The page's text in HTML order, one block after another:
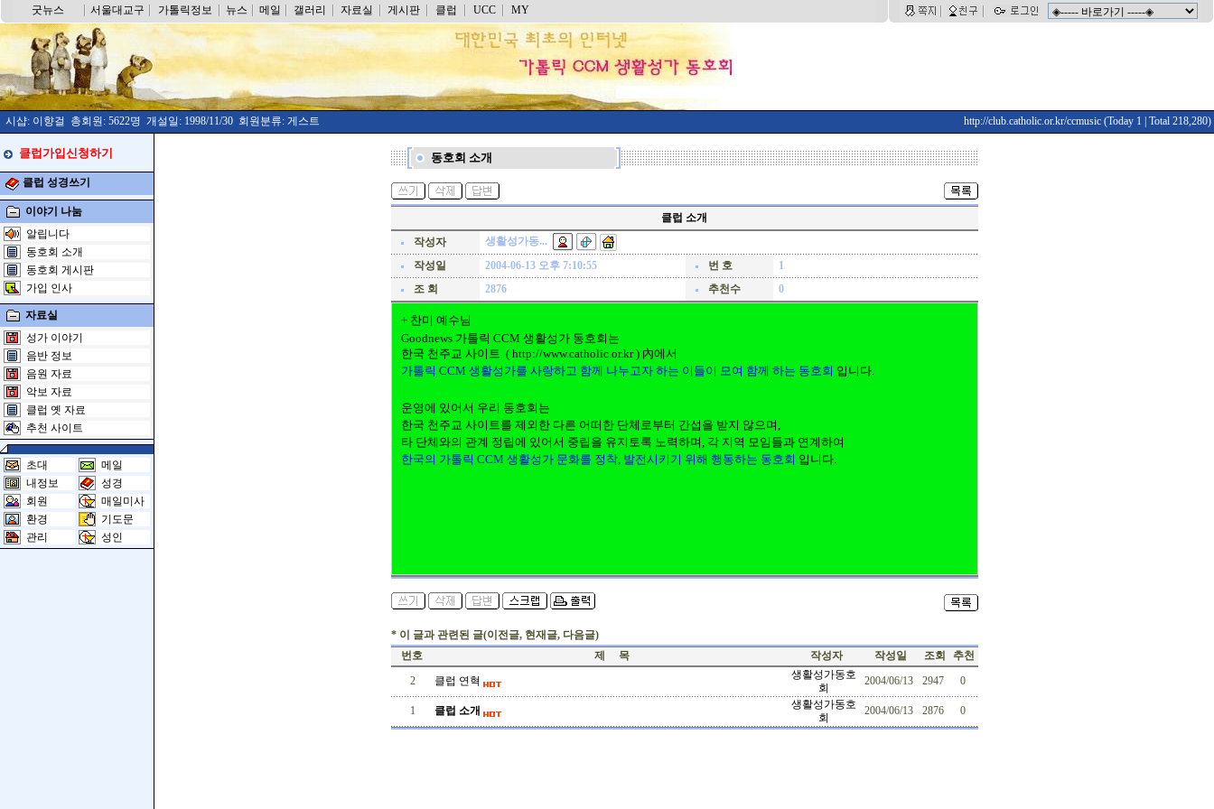
굿뉴스 서울대교구 가톨릭정보 뉴스 메일 갤러리 자료실 게시판 클럽 UCC MY
시샵: 이향걸 총회원: 5622명 개설일: 1998/11/30 회원분류: 게스트 http://club.catholic.or.kr/ccmusic (Today 1 | Total 218,280)
클럽가입신청하기
클럽 성경쓰기
이야기 나눔
알립니다
동호회 소개
동호회 게시판
가입 인사
자료실
성가 이야기
음반 정보
음원 자료
악보 자료
클럽 옛 자료
추천 사이트
초대
메일
내정보
성경
회원
매일미사
환경
기도문
관리
성인
동호회 소개
클럽 소개
작성자
생활성가동...
작성일
2004-06-13 오후 7:10:55 번 호
1
조 회
2876 추천수 0
+ 찬미 예수님
Goodnews 가톨릭 CCM 생활성가 동호회는
한국 천주교 사이트 ( http://www.catholic.or.kr) 內에서
가톨릭 CCM 생활성가를 사랑하고 함께 나누고자 하는 이들이 모여 함께 하는 동호회 입니다.
운영에 있어서 우리 동호회는
한국 천주교 사이트를 제외한 다른 어떠한 단체로부터 간섭을 받지 않으며,
타 단체와의 관계 정립에 있어서 중립을 유지토록 노력하며, 각 지역 모임들과 연계하여
한국의 가톨릭 CCM 생활성가 문화를 정착, 발전시키기 위해 행동하는 동호회 입니다.
* 이 글과 관련된 글(이전글, 현재글, 다음글)
번호
제 목 작성자 작성일 조회
추천
2
클럽 연혁
생활성가동호
회
2004/06/13 2947 0
1 클럽 소개
생활성가동호
회
2004/06/13 2876 0